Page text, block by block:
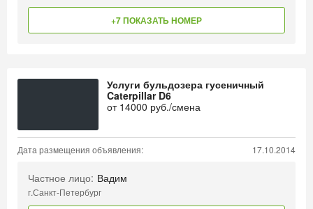
+7 ПОКАЗАТЬ НОМЕР
Услуги бульдозера гусеничный
Caterpillar D6
от 14000 руб./смена
Дата размещения объявления: 17.10.2014
Частное лицо: Вадим
г.Санкт-Петербург